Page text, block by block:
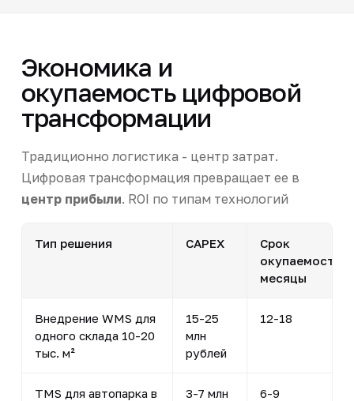
Экономика и
окупаемость цифровой
трансформации
Традиционно логистика - центр затрат.
Цифровая трансформация превращает ее в
центр прибыли. ROI по типам технологий
Тип решения CAPEX
Срок
окупаемости,
месяцы
Внедрение WMS для
одного склада 10-20
тыс. м²
15-25
млн
рублей
12-18
TMS для автопарка в
3-7 млн
6-9